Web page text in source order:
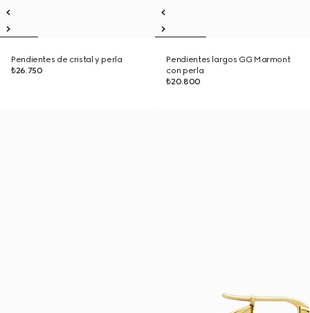
Pendientes de cristal y perla
₺26.750
Pendientes largos GG Marmont
con perla
₺20.800